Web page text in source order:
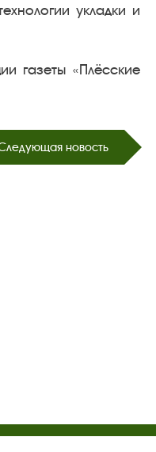
укладки и
газеты «Плёсские
новость